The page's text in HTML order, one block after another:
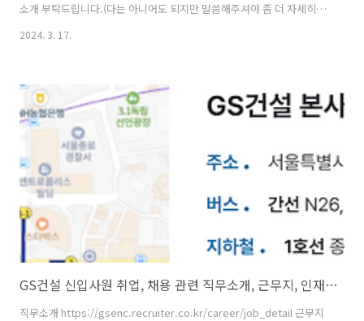
소개 부탁드립니다.(다는 아니어도 되지만 말씀해주셔야 좀 더 자세히 상
담 가능합니다) - 나이 - 성별 - 경력 - 전문대졸/대졸 여부, 전공, 자격, 인
기시길 원하는 회사 또는 업종 (3) 무리한 질문은 삼가주시고 예의를 지
켜주시기 바랍니다. (비댓으로 그런 분들이 엄청 많으셔서 부탁드립니
다. 안전환경 분야에 경력이 없다면 포스팅하지도 않습니다.) 가. 제 신상
에 대한 질문, 얼마나 알고 있는지 떠보는 질문 등 나..
2024. 3. 17.
GS건설 신입사원 취업, 채용 관련 직무소개, 근무지, 인재상, 복리후생(복지제도) 등 정리
직무소개 https://gsenc.recruiter.co.kr/career/job_detail 근무지